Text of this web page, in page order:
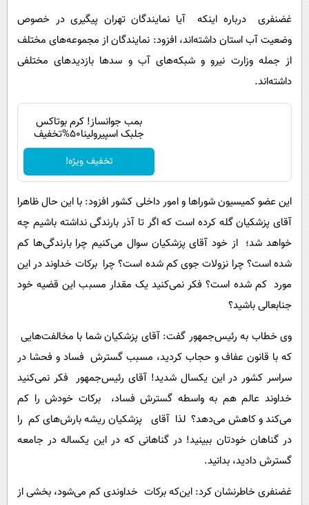
غضنفری درباره اینکه آیا نمایندگان تهران پیگیری در خصوص
وضعیت آب استان داشته‌اند، افزود: نمایندگان از مجموعه‌های مختلف
از جمله وزارت نیرو و شبکه‌های آب و سدها بازدیدهای مختلفی
داشته‌اند.
بمب جوانساز! کرم بوتاکس
جلبک اسپیرولینا50%تخفیف
تخفیف ویژه!
این عضو کمیسیون شوراها و امور داخلی کشور افزود: با این حال ظاهرا
آقای پزشکیان گله کرده است که اگر تا آذر بارندگی نداشته باشیم چه
خواهد شد؛ از خود آقای پزشکیان سوال می‌کنیم چرا بارندگی‌ها کم
شده است؟ چرا نزولات جوی کم شده است؟ چرا برکات خداوند در این
مورد کم شده است؟ فکر نمی‌کنید یک مقدار مسبب این قضیه خود
جنابعالی باشید؟
وی خطاب به رئیس‌جمهور گفت: آقای پزشکیان شما با مخالفت‌هایی
که با قانون عفاف و حجاب کردید، مسبب گسترش فساد و فحشا در
سراسر کشور در این یکسال شدید! آقای رئیس‌جمهور فکر نمی‌کنید
خداوند عالم هم به واسطه گسترش فساد، برکات خودش را کم
می‌کند و کاهش می‌دهد؟ لذا آقای پزشکیان ریشه بارش‌های کم را
در گناهان خودتان ببینید! در گناهانی که در این یکساله در جامعه
گسترش دادید، بدانید.
غضنفری خاطرنشان کرد: این‌که برکات خداوندی کم می‌شود، بخشی از